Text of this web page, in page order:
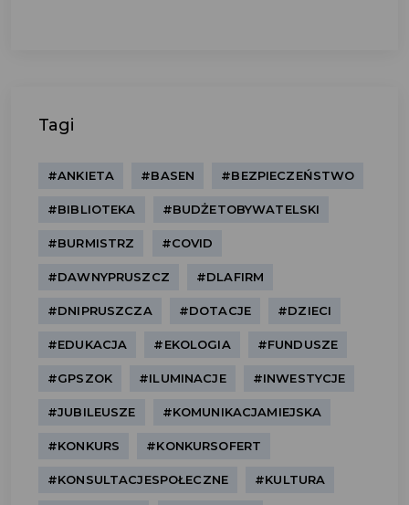
Tagi
#ANKIETA #BASEN #BEZPIECZEŃSTWO
#BIBLIOTEKA #BUDŻETOBYWATELSKI
#BURMISTRZ #COVID
#DAWNYPRUSZCZ #DLAFIRM
#DNIPRUSZCZA #DOTACJE #DZIECI
#EDUKACJA #EKOLOGIA #FUNDUSZE
#GPSZOK #ILUMINACJE #INWESTYCJE
#JUBILEUSZE #KOMUNIKACJAMIEJSKA
#KONKURS #KONKURSOFERT
#KONSULTACJESPOŁECZNE #KULTURA